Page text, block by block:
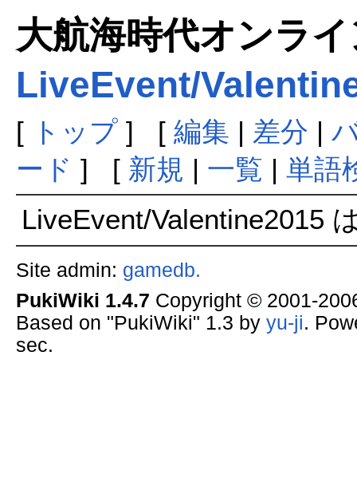
大航海時代オンラ
LiveEvent/
[ トップ] [ 編集 | 差分 |
ード ] [ 新規 | 一覧 | 単語
LiveEvent/Valentine2015
Site admin: gamedb.
PukiWiki 1.4.7 Copyright © 2001-
Based on "PukiWiki" 1.3 by yu-ji.
sec.